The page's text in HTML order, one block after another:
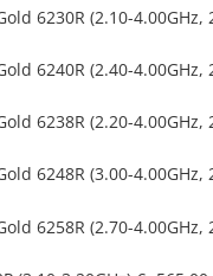
6230R (2.10-4.00GHz,
6240R (2.40-4.00GHz,
6238R (2.20-4.00GHz,
6248R (3.00-4.00GHz,
6258R (2.70-4.00GHz,